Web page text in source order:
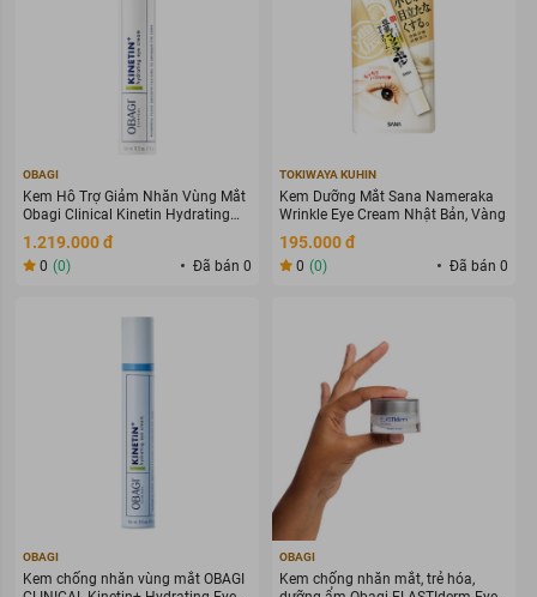
OBAGI
Kem Hỗ Trợ Giảm Nhăn Vùng Mắt
Obagi Clinical Kinetin Hydrating
Eye Cream 14g
1.219.000 đ
0 (0) Đã bán 0
TOKIWAYA KUHIN
Kem Dưỡng Mắt Sana Nameraka
Wrinkle Eye Cream Nhật Bản, Vàng
195.000 đ
0 (0) Đã bán 0
OBAGI
Kem chống nhăn vùng mắt OBAGI
OBAGI
Kem chống nhăn mắt, trẻ hóa,